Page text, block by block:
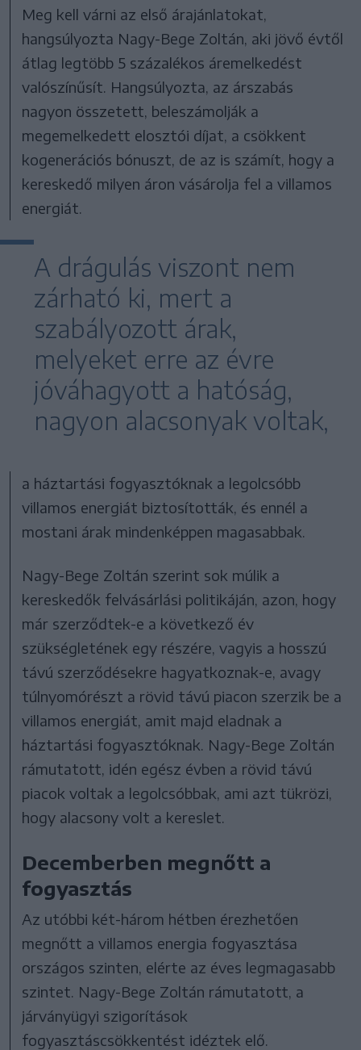
Meg kell várni az első árajánlatokat,
hangsúlyozta Nagy-Bege Zoltán, aki jövő évtől
átlag legtöbb 5 százalékos áremelkedést
valószínűsít. Hangsúlyozta, az árszabás
nagyon összetett, beleszámolják a
megemelkedett elosztói díjat, a csökkent
kogenerációs bónuszt, de az is számít, hogy a
kereskedő milyen áron vásárolja fel a villamos
energiát.
A drágulás viszont nem
zárható ki, mert a
szabályozott árak,
melyeket erre az évre
jóváhagyott a hatóság,
nagyon alacsonyak voltak,
a háztartási fogyasztóknak a legolcsóbb
villamos energiát biztosították, és ennél a
mostani árak mindenképpen magasabbak.
Nagy-Bege Zoltán szerint sok múlik a
kereskedők felvásárlási politikáján, azon, hogy
már szerződtek-e a következő év
szükségletének egy részére, vagyis a hosszú
távú szerződésekre hagyatkoznak-e, avagy
túlnyomórészt a rövid távú piacon szerzik be a
villamos energiát, amit majd eladnak a
háztartási fogyasztóknak. Nagy-Bege Zoltán
rámutatott, idén egész évben a rövid távú
piacok voltak a legolcsóbbak, ami azt tükrözi,
hogy alacsony volt a kereslet.
Decemberben megnőtt a
fogyasztás
Az utóbbi két-három hétben érezhetően
megnőtt a villamos energia fogyasztása
országos szinten, elérte az éves legmagasabb
szintet. Nagy-Bege Zoltán rámutatott, a
járványügyi szigorítások
fogyasztáscsökkentést idéztek elő.